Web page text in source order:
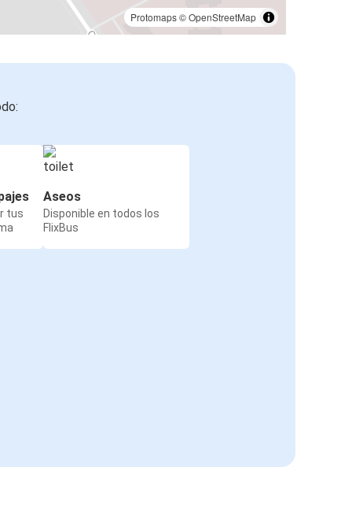
Protomaps©OpenStreetMap
tus
Aseos
Disponible en todos los
FlixBus